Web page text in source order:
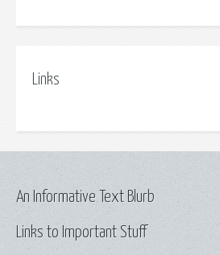
Links
Links to Important Stuff
An Informative Text Blurb